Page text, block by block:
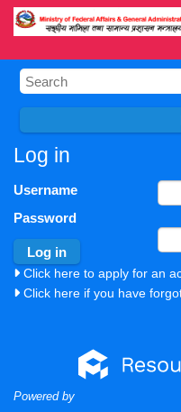
Log in
Username
Password
Click here to apply for an
Click here if you have
Powered by